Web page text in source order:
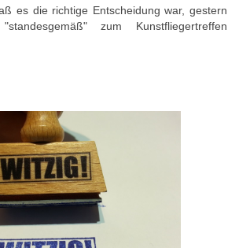
es die richtige Entscheidung war, gestern
zum Kunstfliegertreffen